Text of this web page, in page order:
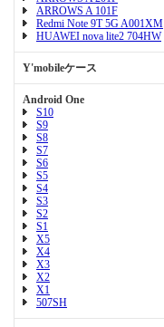
ARROWS A 101F
Redmi Note 9T 5G A001XM
HUAWEI nova lite2 704HW
Y'mobileケース
Android One
S10
S9
S8
S7
S6
S5
S4
S3
S2
S1
X5
X4
X3
X2
X1
507SH